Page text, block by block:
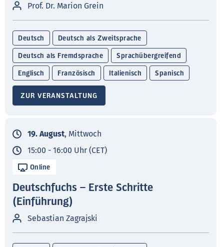
Prof. Dr. Marion Grein
Deutsch Deutsch als Zweitsprache
Deutsch als Fremdsprache Sprachübergreifend
Englisch Französisch Italienisch Spanisch
ZUR VERANSTALTUNG
19. August, Mittwoch
15:00 - 16:00 Uhr (CET)
Online
Deutschfuchs – Erste Schritte
(Einführung)
Sebastian Zagrajski